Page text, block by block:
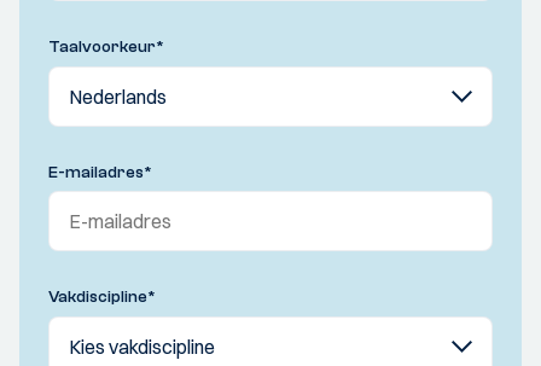
Taalvoorkeur*
E-mailadres*
Vakdiscipline*